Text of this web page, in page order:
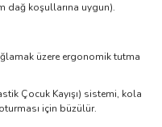
dağ koşullarına uygun).
üzere ergonomik tutma
Çocuk Kayışı) sistemi, kola
için büzülür.